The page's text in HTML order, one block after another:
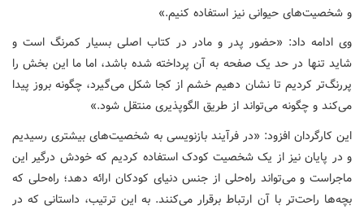
و شخصیت‌های حیوانی نیز استفاده کنیم.»
وی ادامه داد: «حضور پدر و مادر در کتاب اصلی بسیار کمرنگ است و
شاید تنها در حد یک صفحه به آن پرداخته شده باشد، اما ما این بخش را
پررنگ‌تر کردیم تا نشان دهیم خشم از کجا شکل می‌گیرد، چگونه بروز پیدا
می‌کند و چگونه می‌تواند از طریق الگوپذیری منتقل شود.»
این کارگردان افزود: «در فرآیند بازنویسی به شخصیت‌های بیشتری رسیدیم
و در پایان نیز از یک شخصیت کودک استفاده کردیم که خودش درگیر این
ماجراست و می‌تواند راه‌حلی از جنس دنیای کودکان ارائه دهد؛ راه‌حلی که
بچه‌ها راحت‌تر با آن ارتباط برقرار می‌کنند. به این ترتیب، داستانی که در